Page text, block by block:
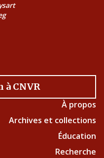
à CNVR
À propos
Archives et collections
Éducation
Recherche